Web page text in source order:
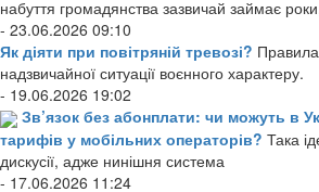
набуття громадянства зазвичай займає
- 23.06.2026 09:10
Як діяти при повітряній тревозі?
надзвичайної ситуації воєнного характеру.
- 19.06.2026 19:02
Зв’язок без абонплати: чи можуть в
тарифів у мобільних операторів? Така
дискусії, адже нинішня система
- 17.06.2026 11:24